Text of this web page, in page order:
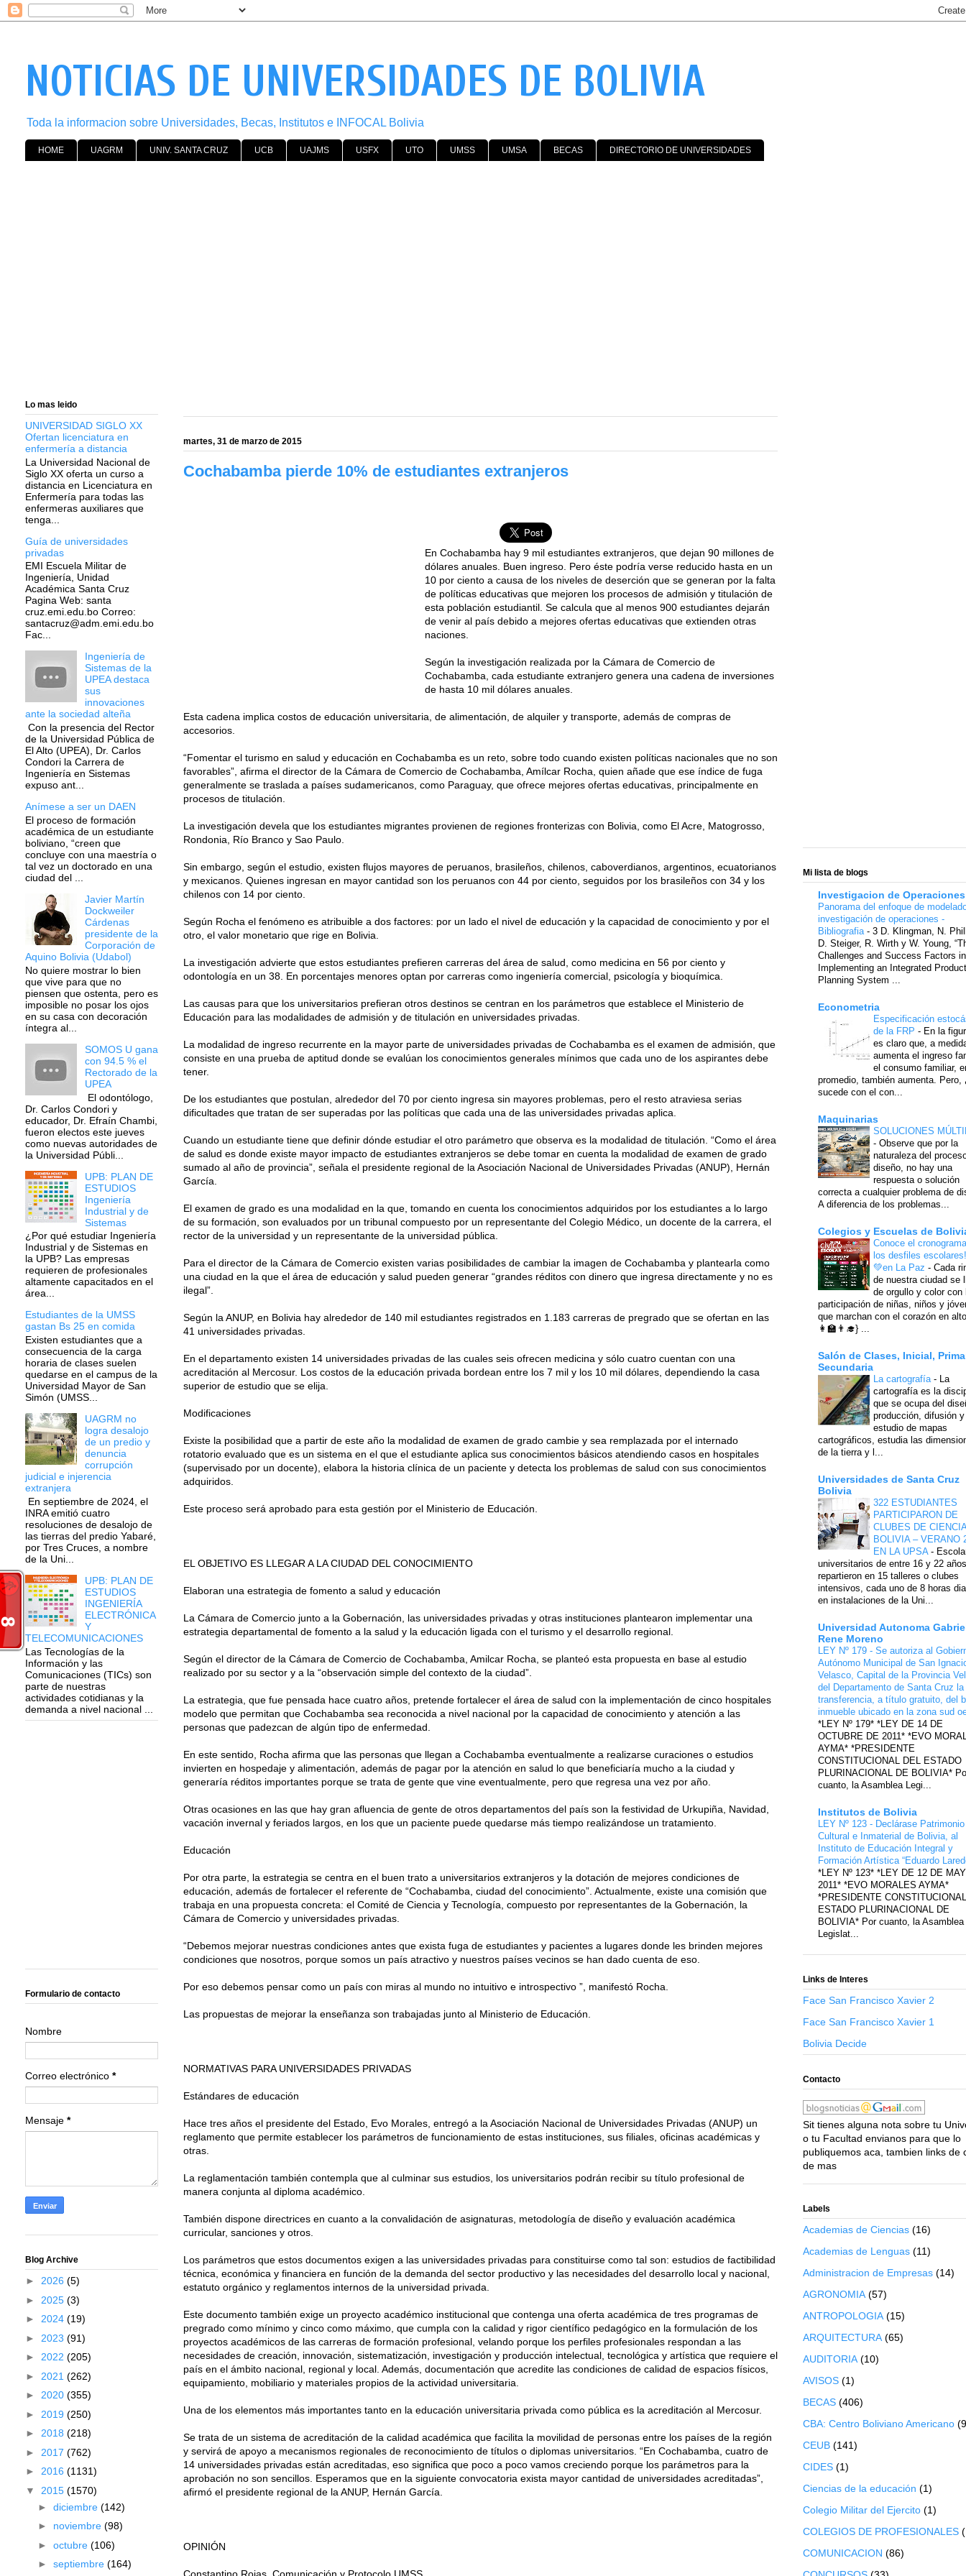
NOTICIAS DE UNIVERSIDADES DE BOLIVIA
Toda la informacion sobre Universidades, Becas, Institutos e INFOCAL Bolivia
HOME UAGRM UNIV. SANTA CRUZ UCB UAJMS USFX UTO UMSS UMSA BECAS DIRECTORIO DE UNIVERSIDADES
martes, 31 de marzo de 2015
Cochabamba pierde 10% de estudiantes extranjeros
En Cochabamba hay 9 mil estudiantes extranjeros, que dejan 90 millones de
dólares anuales. Buen ingreso. Pero éste podría verse reducido hasta en un
10 por ciento a causa de los niveles de deserción que se generan por la falta
de políticas educativas que mejoren los procesos de admisión y titulación de
esta población estudiantil. Se calcula que al menos 900 estudiantes dejarán
de venir al país debido a mejores ofertas educativas que extienden otras
naciones.
Según la investigación realizada por la Cámara de Comercio de
Cochabamba, cada estudiante extranjero genera una cadena de inversiones
de hasta 10 mil dólares anuales.
Esta cadena implica costos de educación universitaria, de alimentación, de alquiler y transporte, además de compras de
accesorios.
“Fomentar el turismo en salud y educación en Cochabamba es un reto, sobre todo cuando existen políticas nacionales que no son
favorables”, afirma el director de la Cámara de Comercio de Cochabamba, Amílcar Rocha, quien añade que ese índice de fuga
generalmente se traslada a países sudamericanos, como Paraguay, que ofrece mejores ofertas educativas, principalmente en
procesos de titulación.
La investigación devela que los estudiantes migrantes provienen de regiones fronterizas con Bolivia, como El Acre, Matogrosso,
Rondonia, Río Branco y Sao Paulo.
Sin embargo, según el estudio, existen flujos mayores de peruanos, brasileños, chilenos, caboverdianos, argentinos, ecuatorianos
y mexicanos. Quienes ingresan en mayor cantidad son los peruanos con 44 por ciento, seguidos por los brasileños con 34 y los
chilenos con 14 por ciento.
Según Rocha el fenómeno es atribuible a dos factores: por un lado el nivel de educación y la capacidad de conocimiento y por el
otro, el valor monetario que rige en Bolivia.
La investigación advierte que estos estudiantes prefieren carreras del área de salud, como medicina en 56 por ciento y
odontología en un 38. En porcentajes menores optan por carreras como ingeniería comercial, psicología y bioquímica.
Las causas para que los universitarios prefieran otros destinos se centran en los parámetros que establece el Ministerio de
Educación para las modalidades de admisión y de titulación en universidades privadas.
La modalidad de ingreso recurrente en la mayor parte de universidades privadas de Cochabamba es el examen de admisión, que
consiste en una prueba de aptitud donde se evalúan los conocimientos generales mínimos que cada uno de los aspirantes debe
tener.
De los estudiantes que postulan, alrededor del 70 por ciento ingresa sin mayores problemas, pero el resto atraviesa serias
dificultades que tratan de ser superadas por las políticas que cada una de las universidades privadas aplica.
Cuando un estudiante tiene que definir dónde estudiar el otro parámetro que observa es la modalidad de titulación. “Como el área
de salud es donde existe mayor impacto de estudiantes extranjeros se debe tomar en cuenta la modalidad de examen de grado
sumado al año de provincia”, señala el presidente regional de la Asociación Nacional de Universidades Privadas (ANUP), Hernán
García.
El examen de grado es una modalidad en la que, tomando en cuenta los conocimientos adquiridos por los estudiantes a lo largo
de su formación, son evaluados por un tribunal compuesto por un representante del Colegio Médico, un docente de la carrera, el
rector de la universidad y un representante de la universidad pública.
Para el director de la Cámara de Comercio existen varias posibilidades de cambiar la imagen de Cochabamba y plantearla como
una ciudad en la que el área de educación y salud pueden generar “grandes réditos con dinero que ingresa directamente y no es
ilegal”.
Según la ANUP, en Bolivia hay alrededor de 140 mil estudiantes registrados en 1.183 carreras de pregrado que se ofertan en las
41 universidades privadas.
En el departamento existen 14 universidades privadas de las cuales seis ofrecen medicina y sólo cuatro cuentan con una
acreditación al Mercosur. Los costos de la educación privada bordean entre los 7 mil y los 10 mil dólares, dependiendo la casa
superior de estudio que se elija.
Modificaciones
Existe la posibilidad que a partir de este año la modalidad de examen de grado cambie y sea remplazada por el internado
rotatorio evaluado que es un sistema en el que el estudiante aplica sus conocimientos básicos atendiendo casos en hospitales
(supervisado por un docente), elabora la historia clínica de un paciente y detecta los problemas de salud con sus conocimientos
adquiridos.
Este proceso será aprobado para esta gestión por el Ministerio de Educación.
EL OBJETIVO ES LLEGAR A LA CIUDAD DEL CONOCIMIENTO
Elaboran una estrategia de fomento a salud y educación
La Cámara de Comercio junto a la Gobernación, las universidades privadas y otras instituciones plantearon implementar una
estrategia departamental de fomento a la salud y la educación ligada con el turismo y el desarrollo regional.
Según el director de la Cámara de Comercio de Cochabamba, Amilcar Rocha, se planteó esta propuesta en base al estudio
realizado por su sector y a la “observación simple del contexto de la ciudad”.
La estrategia, que fue pensada hace cuatro años, pretende fortalecer el área de salud con la implementación de cinco hospitales
modelo que permitan que Cochabamba sea reconocida a nivel nacional por la capacidad de conocimiento y atención a las
personas que padezcan de algún tipo de enfermedad.
En este sentido, Rocha afirma que las personas que llegan a Cochabamba eventualmente a realizarse curaciones o estudios
invierten en hospedaje y alimentación, además de pagar por la atención en salud lo que beneficiaría mucho a la ciudad y
generaría réditos importantes porque se trata de gente que vine eventualmente, pero que regresa una vez por año.
Otras ocasiones en las que hay gran afluencia de gente de otros departamentos del país son la festividad de Urkupiña, Navidad,
vacación invernal y feriados largos, en los que un paciente puede quedarse más tiempo realizándose un tratamiento.
Educación
Por otra parte, la estrategia se centra en el buen trato a universitarios extranjeros y la dotación de mejores condiciones de
educación, además de fortalecer el referente de “Cochabamba, ciudad del conocimiento”. Actualmente, existe una comisión que
trabaja en una propuesta concreta: el Comité de Ciencia y Tecnología, compuesto por representantes de la Gobernación, la
Cámara de Comercio y universidades privadas.
“Debemos mejorar nuestras condiciones antes que exista fuga de estudiantes y pacientes a lugares donde les brinden mejores
condiciones que nosotros, porque somos un país atractivo y nuestros países vecinos se han dado cuenta de eso.
Por eso debemos pensar como un país con miras al mundo no intuitivo e introspectivo ”, manifestó Rocha.
Las propuestas de mejorar la enseñanza son trabajadas junto al Ministerio de Educación.
NORMATIVAS PARA UNIVERSIDADES PRIVADAS
Estándares de educación
Hace tres años el presidente del Estado, Evo Morales, entregó a la Asociación Nacional de Universidades Privadas (ANUP) un
reglamento que permite establecer los parámetros de funcionamiento de estas instituciones, sus filiales, oficinas académicas y
otras.
La reglamentación también contempla que al culminar sus estudios, los universitarios podrán recibir su título profesional de
manera conjunta al diploma académico.
También dispone directrices en cuanto a la convalidación de asignaturas, metodología de diseño y evaluación académica
curricular, sanciones y otros.
Los parámetros que estos documentos exigen a las universidades privadas para constituirse como tal son: estudios de factibilidad
técnica, económica y financiera en función de la demanda del sector productivo y las necesidades del desarrollo local y nacional,
estatuto orgánico y reglamentos internos de la universidad privada.
Este documento también exige un proyecto académico institucional que contenga una oferta académica de tres programas de
pregrado como mínimo y cinco como máximo, que cumpla con la calidad y rigor científico pedagógico en la formulación de los
proyectos académicos de las carreras de formación profesional, velando porque los perfiles profesionales respondan a las
necesidades de creación, innovación, sistematización, investigación y producción intelectual, tecnológica y artística que requiere el
país en el ámbito nacional, regional y local. Además, documentación que acredite las condiciones de calidad de espacios físicos,
equipamiento, mobiliario y materiales propios de la actividad universitaria.
Una de los elementos más importantes tanto en la educación universitaria privada como pública es la acreditación al Mercosur.
Se trata de un sistema de acreditación de la calidad académica que facilita la movilidad de personas entre los países de la región
y servirá de apoyo a mecanismos regionales de reconocimiento de títulos o diplomas universitarios. “En Cochabamba, cuatro de
14 universidades privadas están acreditadas, eso significa que poco a poco vamos creciendo porque los parámetros para la
aprobación no son sencillos. Esperamos que en la siguiente convocatoria exista mayor cantidad de universidades acreditadas”,
afirmó el presidente regional de la ANUP, Hernán García.
OPINIÓN
Constantino Rojas. Comunicación y Protocolo UMSS
Lo mas leido
UNIVERSIDAD SIGLO XX
Ofertan licenciatura en
enfermería a distancia
La Universidad Nacional de
Siglo XX oferta un curso a
distancia en Licenciatura en
Enfermería para todas las
enfermeras auxiliares que
tenga...
Guía de universidades
privadas
EMI Escuela Militar de
Ingeniería, Unidad
Académica Santa Cruz
Pagina Web: santa
cruz.emi.edu.bo Correo:
santacruz@adm.emi.edu.bo
Fac...
Ingeniería de
Sistemas de la
UPEA destaca
sus
innovaciones
ante la sociedad alteña
Con la presencia del Rector
de la Universidad Pública de
El Alto (UPEA), Dr. Carlos
Condori la Carrera de
Ingeniería en Sistemas
expuso ant...
Anímese a ser un DAEN
El proceso de formación
académica de un estudiante
boliviano, “creen que
concluye con una maestría o
tal vez un doctorado en una
ciudad del ...
Javier Martín
Dockweiler
Cárdenas
presidente de la
Corporación de
Aquino Bolivia (Udabol)
No quiere mostrar lo bien
que vive para que no
piensen que ostenta, pero es
imposible no posar los ojos
en su casa con decoración
íntegra al...
SOMOS U gana
con 94.5 % el
Rectorado de la
UPEA
El odontólogo,
Dr. Carlos Condori y
educador, Dr. Efraín Chambi,
fueron electos este jueves
como nuevas autoridades de
la Universidad Públi...
UPB: PLAN DE
ESTUDIOS
Ingeniería
Industrial y de
Sistemas
¿Por qué estudiar Ingeniería
Industrial y de Sistemas en
la UPB? Las empresas
requieren de profesionales
altamente capacitados en el
área...
Estudiantes de la UMSS
gastan Bs 25 en comida
Existen estudiantes que a
consecuencia de la carga
horaria de clases suelen
quedarse en el campus de la
Universidad Mayor de San
Simón (UMSS...
UAGRM no
logra desalojo
de un predio y
denuncia
corrupción
judicial e injerencia
extranjera
En septiembre de 2024, el
INRA emitió cuatro
resoluciones de desalojo de
las tierras del predio Yabaré,
por Tres Cruces, a nombre
de la Uni...
UPB: PLAN DE
ESTUDIOS
INGENIERÍA
ELECTRÓNICA
Y
TELECOMUNICACIONES
Las Tecnologías de la
Información y las
Comunicaciones (TICs) son
parte de nuestras
actividades cotidianas y la
demanda a nivel nacional ...
Formulario de contacto
Nombre
Correo electrónico *
Mensaje *
Blog Archive
► 2026 (5)
► 2025 (3)
► 2024 (19)
► 2023 (91)
► 2022 (205)
► 2021 (262)
► 2020 (355)
► 2019 (250)
► 2018 (218)
► 2017 (762)
► 2016 (1131)
▼ 2015 (1570)
► diciembre (142)
► noviembre (98)
► octubre (106)
► septiembre (164)
Mi lista de blogs
Investigacion de Operaciones
Panorama del enfoque de
investigación de operaciones -
Bibliografia - 3 D. Klingman, N.
D. Steiger, R. Wirth y W. Young,
Challenges and Success Factors in
Implementing an Integrated
Planning System ...
Econometria
Especificación
de la FRP - En la
es claro que, a
aumenta el ingreso
el consumo familiar,
promedio, también aumenta. Pero,
sucede con el con...
Maquinarias
SOLUCIONES
- Observe que por la
naturaleza del
diseño, no hay una
respuesta o solución
correcta a cualquier problema de
A diferencia de los problemas...
Colegios y Escuelas de
Conoce el
los desfiles
💚en La Paz - Cada
de nuestra ciudad se
de orgullo y color con
participación de niñas, niños y
que marchan con el corazón en
👩‍🏫👨‍🎓} ...
Salón de Clases, Inicial,
Secundaria
La cartografía -
La
cartografía es la
que se ocupa del
producción, difusión y
estudio de mapas
cartográficos, estudia las
de la tierra y l...
Universidades de Santa Cruz
Bolivia
322 ESTUDIANTES
PARTICIPARON DE
CLUBES DE CIENCIA
BOLIVIA – VERANO
EN LA UPSA -
universitarios de entre 16 y 22
repartieron en 15 talleres o clubes
intensivos, cada uno de 8 horas
en instalaciones de la Uni...
Universidad Autonoma
Rene Moreno
LEY Nº 179 - Se autoriza al
Autónomo Municipal de San
Velasco, Capital de la Provincia
del Departamento de Santa Cruz la
transferencia, a título gratuito, del
inmueble ubicado en la zona sud
*LEY Nº 179* *LEY DE 14 DE
OCTUBRE DE 2011* *EVO
AYMA* *PRESIDENTE
CONSTITUCIONAL DEL ESTADO
PLURINACIONAL DE BOLIVIA*
cuanto, la Asamblea Legi...
Institutos de Bolivia
LEY Nº 123 - Declárase Patrimonio
Cultural e Inmaterial de Bolivia, al
Instituto de Educación Integral y
Formación Artística “Eduardo
*LEY Nº 123* *LEY DE 12 DE
2011* *EVO MORALES AYMA*
*PRESIDENTE
ESTADO PLURINACIONAL DE
BOLIVIA* Por cuanto, la Asamblea
Legislat...
Links de Interes
Face San Francisco Xavier 2
Face San Francisco Xavier 1
Bolivia Decide
Contacto
Sit tienes alguna nota sobre tu
o tu Facultad envianos para que lo
publiquemos aca, tambien links de
de mas
Labels
Academias de Ciencias (16)
Academias de Lenguas (11)
Administracion de Empresas (14)
AGRONOMIA (57)
ANTROPOLOGIA (15)
ARQUITECTURA (65)
AUDITORIA (10)
AVISOS (1)
BECAS (406)
CBA: Centro Boliviano Americano
CEUB (141)
CIDES (1)
Ciencias de la educación (1)
Colegio Militar del Ejercito (1)
COLEGIOS DE PROFESIONALES
COMUNICACION (86)